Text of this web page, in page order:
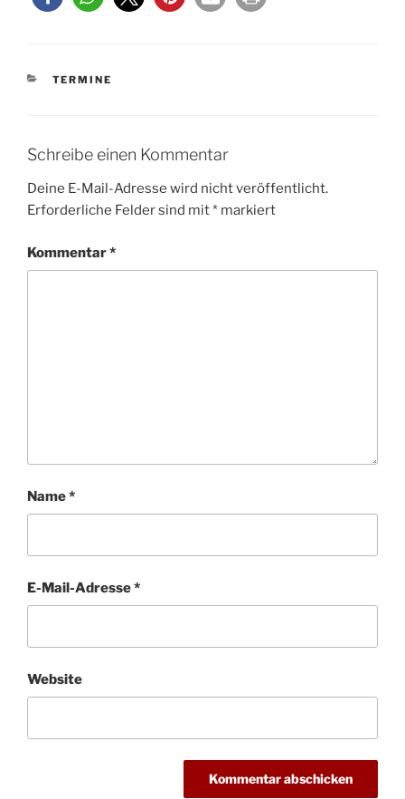
KATEGORIEN
TERMINE
Schreibe einen Kommentar
Deine E-Mail-Adresse wird nicht veröffentlicht.
Erforderliche Felder sind mit* markiert
Kommentar*
Name*
E-Mail-Adresse*
Website